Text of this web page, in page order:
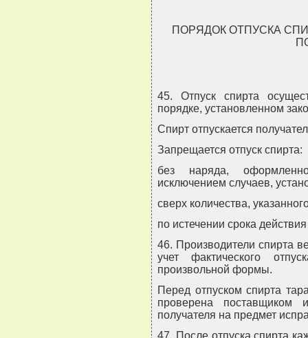
ПОРЯДОК ОТПУСКА
45. Отпуск спирта
порядке, установленном
Спирт отпускается
Запрещается отпуск спирта:
без наряда,
исключением случаев,
сверх количества,
по истечении срока
46. Производители спирта
учет фактического
произвольной формы.
Перед отпуском спирта
проверена поставщиком
получателя на предмет